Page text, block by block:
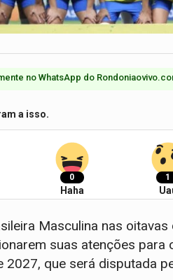
no WhatsApp do
a isso.
0
Haha
1
Masculina nas
suas atenções para
2027, que será disputada